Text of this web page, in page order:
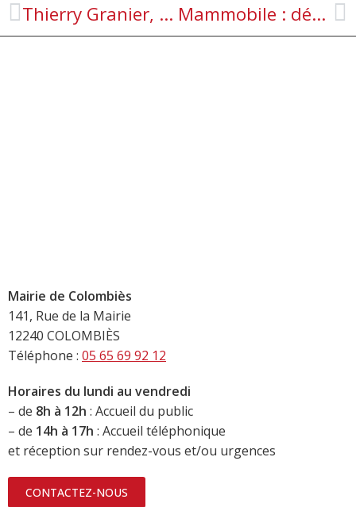
Thierry Granier, de Limayrac à Kuala Lumpur Mammobile : dépistage itinérant du cancer du sein gratuit et sans ordonnance le 22 juillet 2026.
Mairie de Colombiès
141, Rue de la Mairie
12240 COLOMBIÈS
Téléphone : 05 65 69 92 12
Horaires du lundi au vendredi
– de 8h à 12h : Accueil du public
– de 14h à 17h : Accueil téléphonique
et réception sur rendez-vous et/ou urgences
CONTACTEZ-NOUS